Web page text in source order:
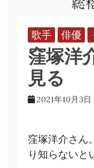
歌手 俳優
窪塚洋
見る
2021年10月3日
窪塚洋介さん
り知らないと